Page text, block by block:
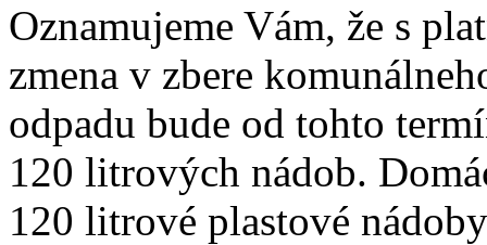
Oznamujeme Vám, že s
zmena v zbere
odpadu bude od tohto
120 litrových nádob.
120 litrové plastové